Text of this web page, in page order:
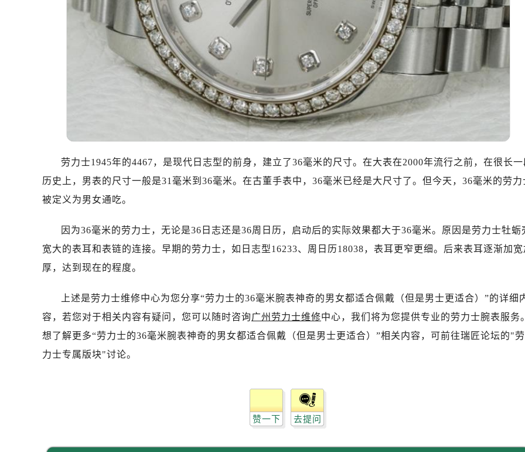
劳力士1945年的4467，是现代日志型的前身，建立了36毫米的尺寸。在大表在2000年流行之前，在很长一
历史上，男表的尺寸一般是31毫米到36毫米。在古董手表中，36毫米已经是大尺寸了。但今天，36毫米的劳力
被定义为男女通吃。
因为36毫米的劳力士，无论是36日志还是36周日历，启动后的实际效果都大于36毫米。原因是劳力士牡蛎
宽大的表耳和表链的连接。早期的劳力士，如日志型16233、周日历18038，表耳更窄更细。后来表耳逐渐加宽
厚，达到现在的程度。
上述是劳力士维修中心为您分享“劳力士的36毫米腕表神奇的男女都适合佩戴（但是男士更适合）”的详细
容，若您对于相关内容有疑问，您可以随时咨询广州劳力士维修中心，我们将为您提供专业的劳力士腕表服务
想了解更多“劳力士的36毫米腕表神奇的男女都适合佩戴（但是男士更适合）”相关内容，可前往瑞匠论坛的"劳
力士专属版块"讨论。
赞一下 去提问